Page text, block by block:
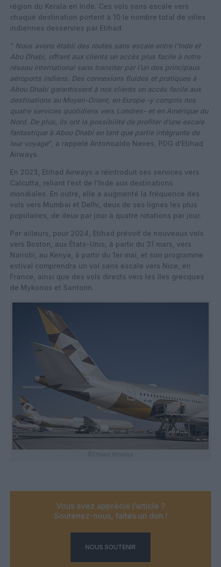
région du Kerala en Inde. Ces vols sans escale vers
chaque destination portent à 10 le nombre total de villes
indiennes desservies par Etihad.
“ Nous avons établi des routes sans escale entre l’Inde et
Abu Dhabi, offrant aux clients un accès plus facile à notre
réseau international sans transiter par l’un des principaux
aéroports indiens. Des connexions fluides et pratiques à
Abou Dhabi garantissent à nos clients un accès facile aux
destinations au Moyen-Orient, en Europe -y compris nos
quatre services quotidiens vers Londres- et en Amérique du
Nord. De plus, ils ont la possibilité de profiter d’une escale
fantastique à Abou Dhabi en tant que partie intégrante de
leur voyage“, a rappelé Antonoaldo Neves, PDG d’Etihad
Airways.
En 2023, Etihad Airways a réintroduit ses services vers
Calcutta, reliant l’est de l’Inde aux destinations
mondiales. En outre, elle a augmenté la fréquence des
vols vers Mumbai et Delhi, deux de ses lignes les plus
populaires, de deux par jour à quatre rotations par jour.
Par ailleurs, pour 2024, Etihad prévoit de nouveaux vols
vers Boston, aux États-Unis, à partir du 31 mars, vers
Nairobi, au Kenya, à partir du 1er mai, et son programme
estival comprendra un vol sans escale vers Nice, en
France, ainsi que des vols directs vers les îles grecques
de Mykonos et Santorin.
©Etihad Airways
Vous avez apprécié l’article ?
Soutenez-nous, faites un don !
NOUS SOUTENIR